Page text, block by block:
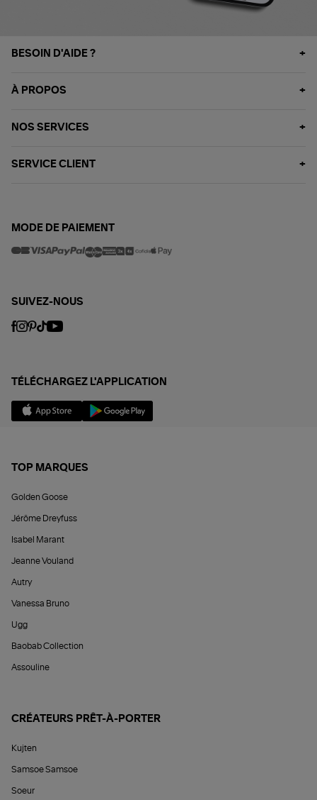
BESOIN D'AIDE ?
À PROPOS
NOS SERVICES
SERVICE CLIENT
MODE DE PAIEMENT
SUIVEZ-NOUS
TÉLÉCHARGEZ L'APPLICATION
TOP MARQUES
Golden Goose
Jérôme Dreyfuss
Isabel Marant
Jeanne Vouland
Autry
Vanessa Bruno
Ugg
Baobab Collection
Assouline
CRÉATEURS PRÊT-À-PORTER
Kujten
Samsoe Samsoe
Soeur